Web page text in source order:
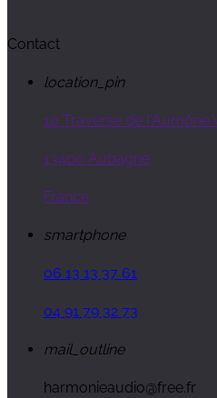
Contact
location_pin
10 Traverse de l'Aumône
13400 Aubagne
France
smartphone
06 13 13 37 61
04 91 79 32 73
mail_outline
harmonieaudio@free.fr